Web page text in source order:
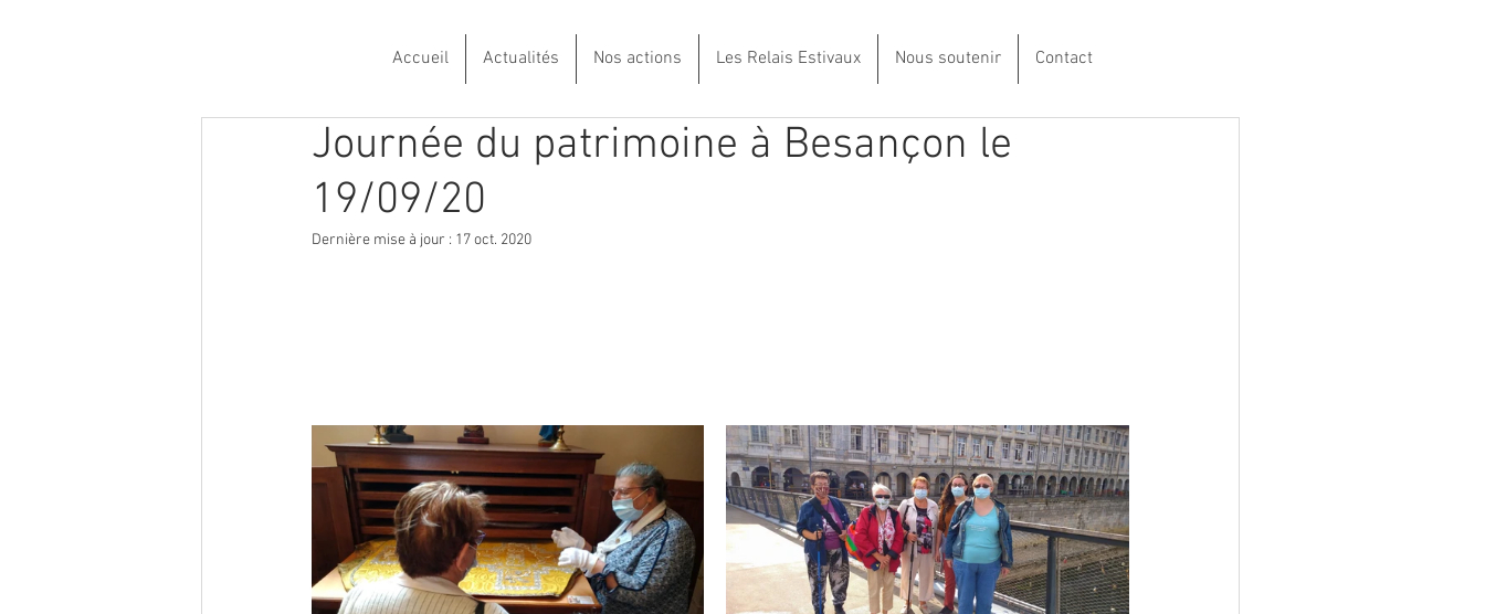
Accueil Actualités Nos actions Les Relais Estivaux Nous soutenir Contact
Journée du patrimoine à Besançon le
19/09/20
Dernière mise à jour : 17 oct. 2020